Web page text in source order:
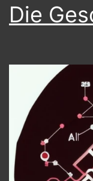
Die